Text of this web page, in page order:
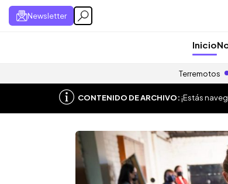
Newsletter
Inicio
Terremotos
CONTENIDO DE ARCHIVO:¡Estás